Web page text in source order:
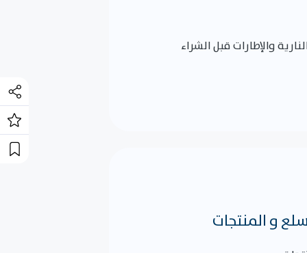
والإطارات قبل الشراء
و المنتجات